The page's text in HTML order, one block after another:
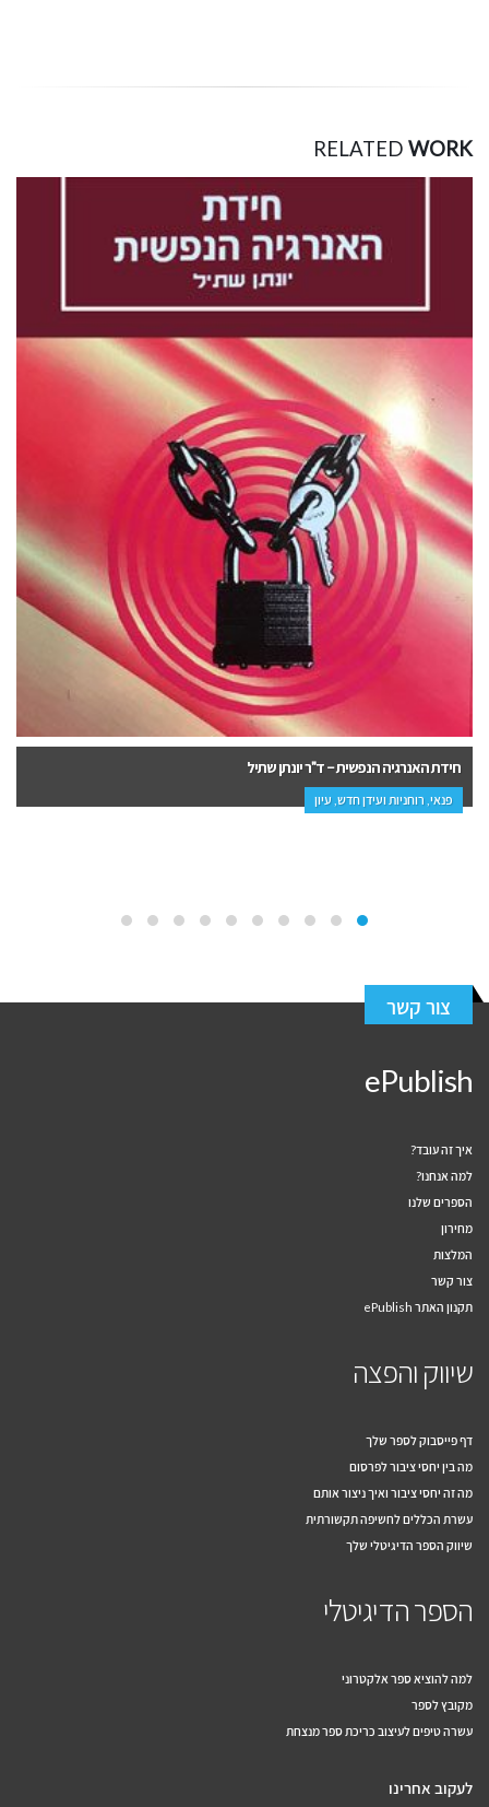
RELATED WORK
לגלות את עצמי מחדש – גליה נתן אפשטיין
עידן חדש, רוחניות ועידן חדש, הדרכה ופנאי, ספרי ביכורים
צור קשר
ePublish
איך זה עובד?
למה אנחנו?
הספרים שלנו
מחירון
המלצות
צור קשר
תקנון האתר ePublish
שיווק והפצה
דף פייסבוק לספר שלך
מה בין יחסי ציבור לפרסום
מה זה יחסי ציבור ואיך ניצור אותם
עשרת הכללים לחשיפה תקשורתית
שיווק הספר הדיגיטלי שלך
הספר הדיגיטלי
למה להוציא ספר אלקטרוני
מקובץ לספר
עשרה טיפים לעיצוב כריכת ספר מנצחת
לעקוב אחרינו